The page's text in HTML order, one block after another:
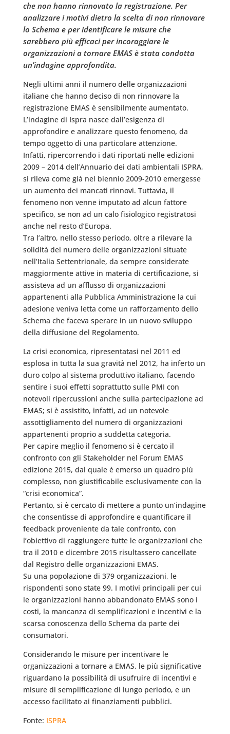
che non hanno rinnovato la registrazione. Per
analizzare i motivi dietro la scelta di non rinnovare
lo Schema e per identificare le misure che
sarebbero più efficaci per incoraggiare le
organizzazioni a tornare EMAS è stata condotta
un’indagine approfondita.
Negli ultimi anni il numero delle organizzazioni
italiane che hanno deciso di non rinnovare la
registrazione EMAS è sensibilmente aumentato.
L’indagine di Ispra nasce dall’esigenza di
approfondire e analizzare questo fenomeno, da
tempo oggetto di una particolare attenzione.
Infatti, ripercorrendo i dati riportati nelle edizioni
2009 – 2014 dell’Annuario dei dati ambientali ISPRA,
si rileva come già nel biennio 2009-2010 emergesse
un aumento dei mancati rinnovi. Tuttavia, il
fenomeno non venne imputato ad alcun fattore
specifico, se non ad un calo fisiologico registratosi
anche nel resto d’Europa.
Tra l’altro, nello stesso periodo, oltre a rilevare la
solidità del numero delle organizzazioni situate
nell’Italia Settentrionale, da sempre considerate
maggiormente attive in materia di certificazione, si
assisteva ad un afflusso di organizzazioni
appartenenti alla Pubblica Amministrazione la cui
adesione veniva letta come un rafforzamento dello
Schema che faceva sperare in un nuovo sviluppo
della diffusione del Regolamento.
La crisi economica, ripresentatasi nel 2011 ed
esplosa in tutta la sua gravità nel 2012, ha inferto un
duro colpo al sistema produttivo italiano, facendo
sentire i suoi effetti soprattutto sulle PMI con
notevoli ripercussioni anche sulla partecipazione ad
EMAS; si è assistito, infatti, ad un notevole
assottigliamento del numero di organizzazioni
appartenenti proprio a suddetta categoria.
Per capire meglio il fenomeno si è cercato il
confronto con gli Stakeholder nel Forum EMAS
edizione 2015, dal quale è emerso un quadro più
complesso, non giustificabile esclusivamente con la
“crisi economica”.
Pertanto, si è cercato di mettere a punto un’indagine
che consentisse di approfondire e quantificare il
feedback proveniente da tale confronto, con
l’obiettivo di raggiungere tutte le organizzazioni che
tra il 2010 e dicembre 2015 risultassero cancellate
dal Registro delle organizzazioni EMAS.
Su una popolazione di 379 organizzazioni, le
rispondenti sono state 99. I motivi principali per cui
le organizzazioni hanno abbandonato EMAS sono i
costi, la mancanza di semplificazioni e incentivi e la
scarsa conoscenza dello Schema da parte dei
consumatori.
Considerando le misure per incentivare le
organizzazioni a tornare a EMAS, le più significative
riguardano la possibilità di usufruire di incentivi e
misure di semplificazione di lungo periodo, e un
accesso facilitato ai finanziamenti pubblici.
Fonte: ISPRA